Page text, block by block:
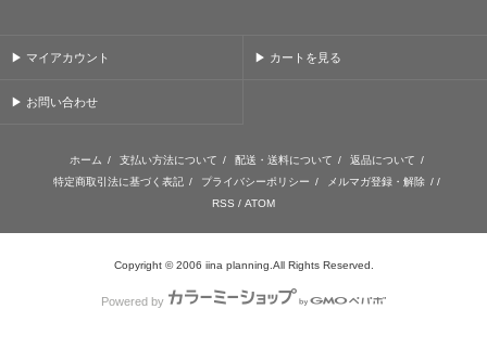
▶ マイアカウント ▶ カートを見る
▶ お問い合わせ
ホーム / 支払い方法について / 配送・送料について / 返品について /
特定商取引法に基づく表記 / プライバシーポリシー / メルマガ登録・解除 / /
RSS / ATOM
Copyright © 2006 iina planning.All Rights Reserved.
Powered by